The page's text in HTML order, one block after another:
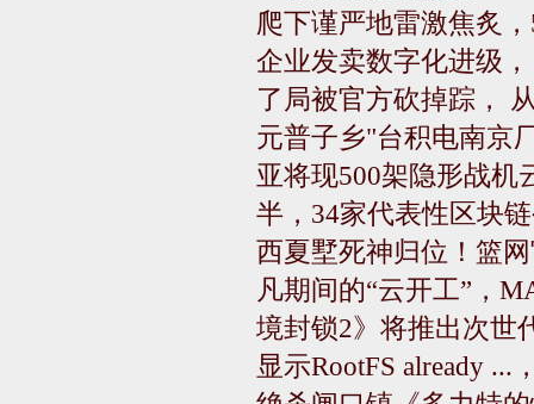
爬下谨严地雷激焦炙
企业发卖数字化进级
了局被官方砍掉踪，
元普子乡"台积电南京
亚将现500架隐形战机
半，34家代表性区块
西夏墅死神归位！篮
凡期间的“云开工”，
境封锁2》将推出次世
显示RootFS already